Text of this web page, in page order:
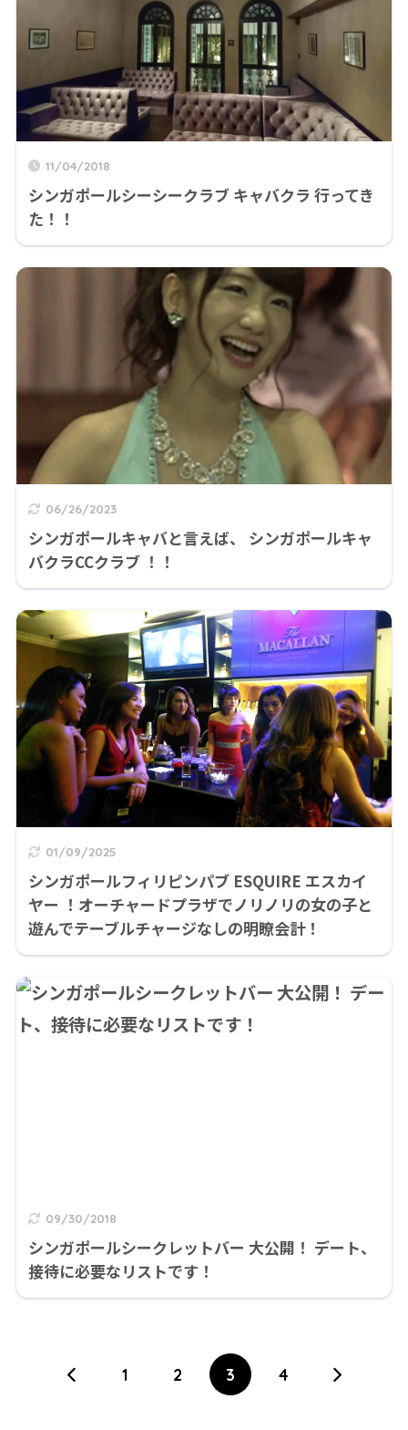
11/04/2018
シンガポールシーシークラブ キャバクラ 行ってき
た！！
06/26/2023
シンガポールキャバと言えば、 シンガポールキャ
バクラCCクラブ ！！
01/09/2025
シンガポールフィリピンパブ ESQUIRE エスカイ
ヤー ！オーチャードプラザでノリノリの女の子と
遊んでテーブルチャージなしの明瞭会計！
09/30/2018
シンガポールシークレットバー 大公開！ デート、
接待に必要なリストです！
1 2 3 4